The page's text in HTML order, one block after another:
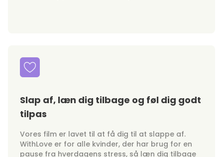
Slap af, læn dig tilbage og føl dig godt
tilpas
Vores film er lavet til at få dig til at slappe af.
WithLove er for alle kvinder, der har brug for en
pause fra hverdagens stress, så læn dig tilbage